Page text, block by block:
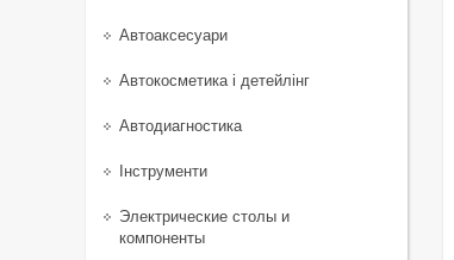
Автоаксесуари
Автокосметика і детейлінг
Автодиагностика
Інструменти
Электрические столы и
компоненты